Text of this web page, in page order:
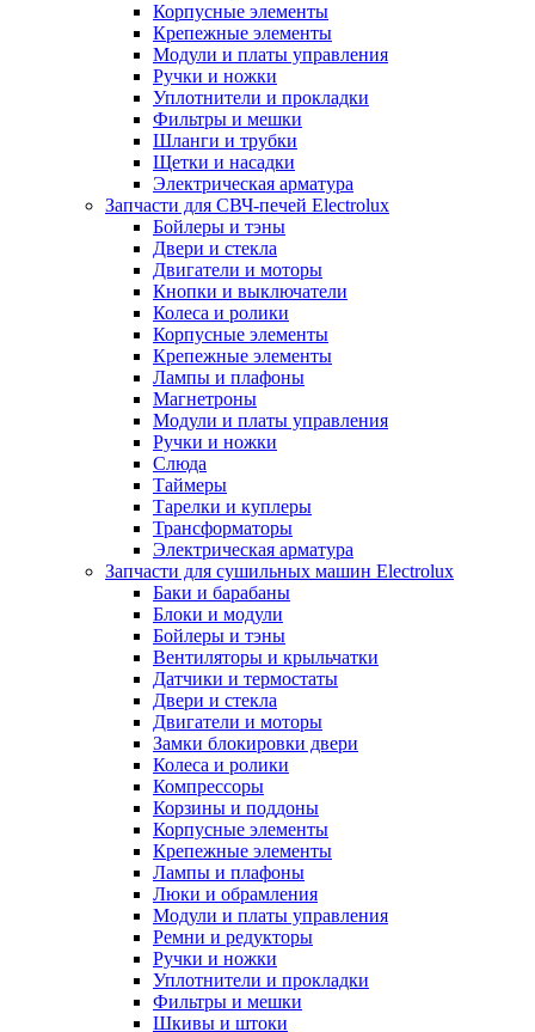
Корпусные элементы
Крепежные элементы
Модули и платы управления
Ручки и ножки
Уплотнители и прокладки
Фильтры и мешки
Шланги и трубки
Щетки и насадки
Электрическая арматура
Запчасти для СВЧ-печей Electrolux
Бойлеры и тэны
Двери и стекла
Двигатели и моторы
Кнопки и выключатели
Колеса и ролики
Корпусные элементы
Крепежные элементы
Лампы и плафоны
Магнетроны
Модули и платы управления
Ручки и ножки
Слюда
Таймеры
Тарелки и куплеры
Трансформаторы
Электрическая арматура
Запчасти для сушильных машин Electrolux
Баки и барабаны
Блоки и модули
Бойлеры и тэны
Вентиляторы и крыльчатки
Датчики и термостаты
Двери и стекла
Двигатели и моторы
Замки блокировки двери
Колеса и ролики
Компрессоры
Корзины и поддоны
Корпусные элементы
Крепежные элементы
Лампы и плафоны
Люки и обрамления
Модули и платы управления
Ремни и редукторы
Ручки и ножки
Уплотнители и прокладки
Фильтры и мешки
Шкивы и штоки